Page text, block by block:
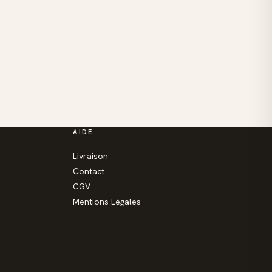
AIDE
Livraison
Contact
CGV
Mentions Légales